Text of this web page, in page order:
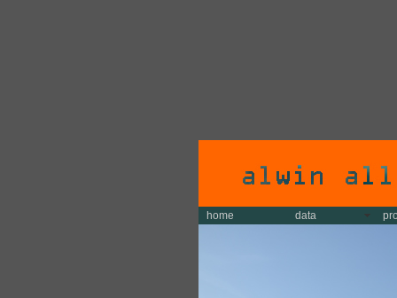
home data